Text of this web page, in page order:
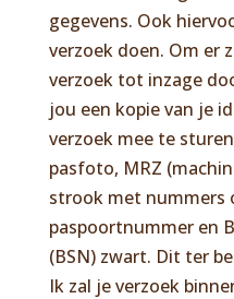
gegevens. Ook
verzoek doen. Om er
verzoek tot inzage
jou een kopie van je
verzoek mee te
pasfoto, MRZ
strook met nummers
paspoortnummer en
(BSN) zwart. Dit ter
Ik zal je verzoek